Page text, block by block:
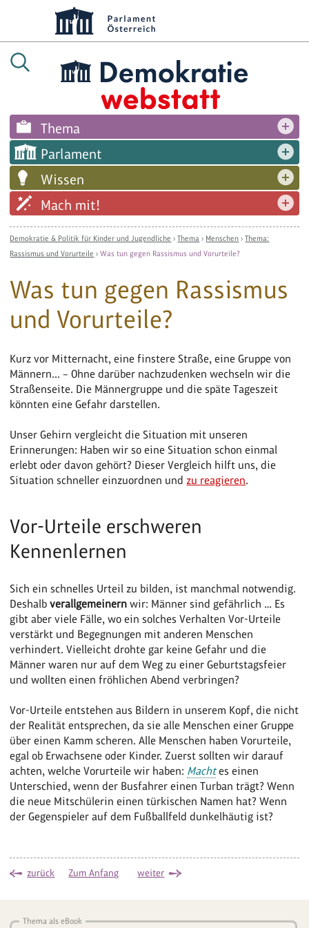
Thema
Parlament
Wissen
Mach mit!
Demokratie & Politik für Kinder und Jugendliche ›Thema › Menschen ›Thema:
Rassismus und Vorurteile ›Was tun gegen Rassismus und Vorurteile?
Was tun gegen Rassismus
und Vorurteile?
Kurz vor Mitternacht, eine finstere Straße, eine Gruppe von
Männern... – Ohne darüber nachzudenken wechseln wir die
Straßenseite. Die Männergruppe und die späte Tageszeit
könnten eine Gefahr darstellen.
Unser Gehirn vergleicht die Situation mit unseren
Erinnerungen: Haben wir so eine Situation schon einmal
erlebt oder davon gehört? Dieser Vergleich hilft uns, die
Situation schneller einzuordnen und zu reagieren.
Vor-Urteile erschweren
Kennenlernen
Sich ein schnelles Urteil zu bilden, ist manchmal notwendig.
Deshalbverallgemeinernwir: Männer sind gefährlich … Es
gibt aber viele Fälle, wo ein solches Verhalten Vor-Urteile
verstärkt und Begegnungen mit anderen Menschen
verhindert. Vielleicht drohte gar keine Gefahr und die
Männer waren nur auf dem Weg zu einer Geburtstagsfeier
und wollten einen fröhlichen Abend verbringen?
Vor-Urteile entstehen aus Bildern in unserem Kopf, die nicht
der Realität entsprechen, da sie alle Menschen einer Gruppe
über einen Kamm scheren. Alle Menschen haben Vorurteile,
egal ob Erwachsene oder Kinder. Zuerst sollten wir darauf
achten, welche Vorurteile wir haben: Machtes einen
Unterschied, wenn der Busfahrer einen Turban trägt? Wenn
die neue Mitschülerin einen türkischen Namen hat? Wenn
der Gegenspieler auf dem Fußballfeld dunkelhäutig ist?
zurück Zum Anfang weiter
Thema als eBook